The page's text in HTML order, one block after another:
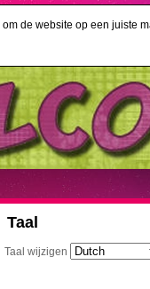
Taal
Taal wijzigen
de website op een juiste